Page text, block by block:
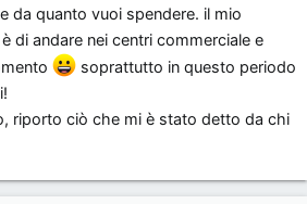
da quanto vuoi spendere. il mio
di andare nei centri commerciale e
soprattutto in questo periodo
riporto ciò che mi è stato detto da chi